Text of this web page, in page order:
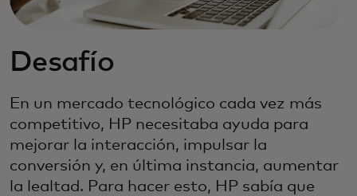
Desafío
En un mercado tecnológico cada vez más
competitivo, HP necesitaba ayuda para
mejorar la interacción, impulsar la
conversión y, en última instancia, aumentar
la lealtad. Para hacer esto, HP sabía que